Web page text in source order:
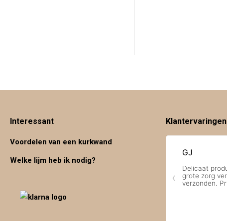
Interessant
Voordelen van een kurkwand
Welke lijm heb ik nodig?
Klantervaringen